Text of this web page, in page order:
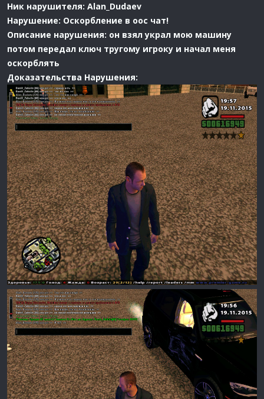
Ник нарушителя: Alan_Dudaev
Нарушение: Оскорбление в ooc чат!
Описание нарушения: он взял украл мою машину
потом передал ключ тругому игроку и начал меня
оскорблять
Доказательства Нарушения: